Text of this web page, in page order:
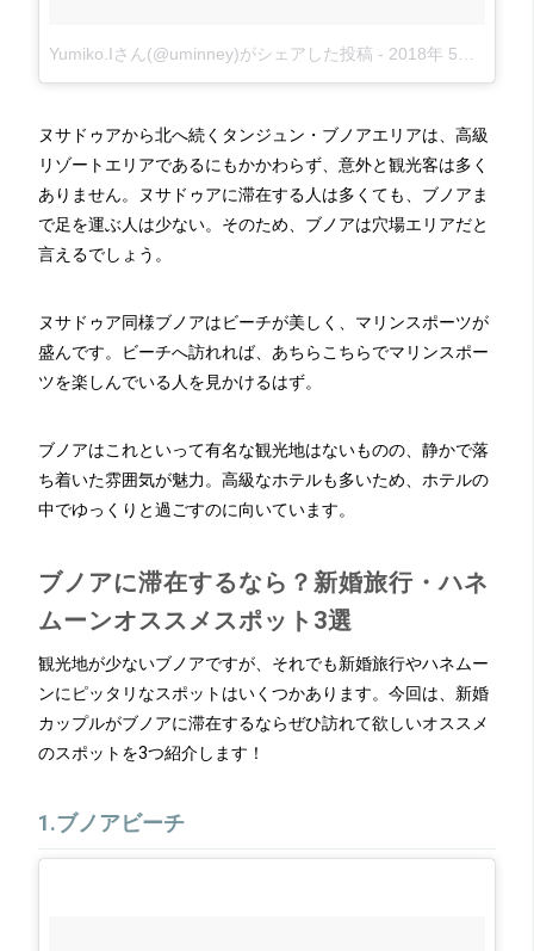
Yumiko.Iさん(@uminney)がシェアした投稿 - 2018年 5月月31日午後3時22分PDT
ヌサドゥアから北へ続くタンジュン・ブノアエリアは、高級
リゾートエリアであるにもかかわらず、意外と観光客は多く
ありません。ヌサドゥアに滞在する人は多くても、ブノアま
で足を運ぶ人は少ない。そのため、ブノアは穴場エリアだと
言えるでしょう。
ヌサドゥア同様ブノアはビーチが美しく、マリンスポーツが
盛んです。ビーチへ訪れれば、あちらこちらでマリンスポー
ツを楽しんでいる人を見かけるはず。
ブノアはこれといって有名な観光地はないものの、静かで落
ち着いた雰囲気が魅力。高級なホテルも多いため、ホテルの
中でゆっくりと過ごすのに向いています。
ブノアに滞在するなら？新婚旅行・ハネ
ムーンオススメスポット3選
観光地が少ないブノアですが、それでも新婚旅行やハネムー
ンにピッタリなスポットはいくつかあります。今回は、新婚
カップルがブノアに滞在するならぜひ訪れて欲しいオススメ
のスポットを3つ紹介します！
1.ブノアビーチ